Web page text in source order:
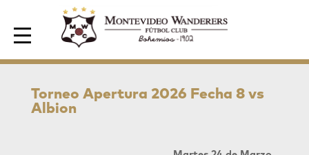
Area de Socios
Torneo Apertura 2026 Fecha 8 vs
Albion